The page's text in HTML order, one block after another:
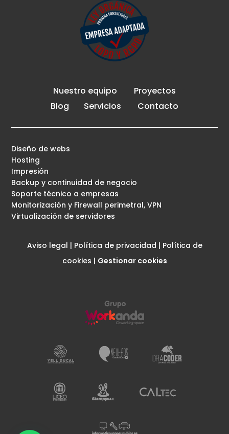
Nuestro equipo
Proyectos
Blog
Servicios Contacto
Diseño de webs
Hosting
Impresión
Backup y continuidad de negocio
Soporte técnico a empresas
Monitorización y Firewall perimetral, VPN
Virtualización de servidores
Aviso legal | Política de privacidad | Política de
cookies | Gestionar cookies